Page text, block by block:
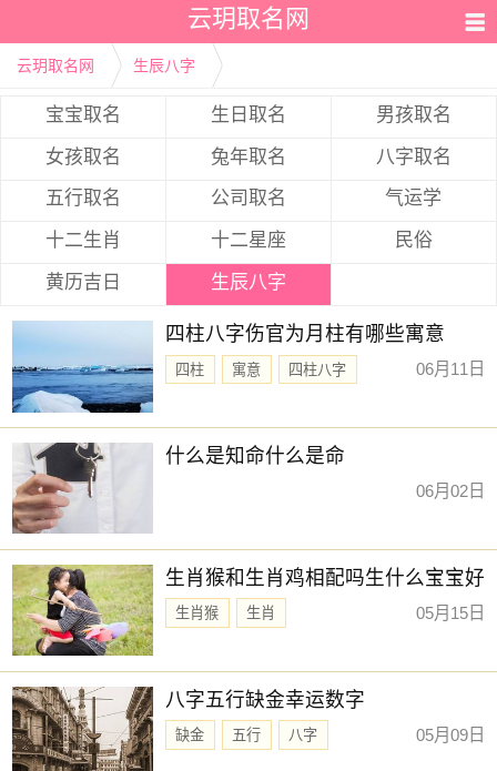
云玥取名网
云玥取名网 生辰八字
宝宝取名 生日取名
男孩取名
女孩取名
兔年取名
八字取名
五行取名
公司取名
气运学
十二生肖
十二星座
民俗
黄历吉日
生辰八字
四柱八字伤官为月柱有哪些寓意
四柱 寓意 四柱八字 06月11日
什么是知命什么是命
06月02日
生肖猴和生肖鸡相配吗生什么宝宝好
生肖猴 生肖 05月15日
八字五行缺金幸运数字
缺金 五行 八字 05月09日